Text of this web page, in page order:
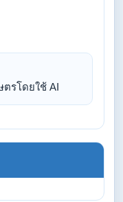
ตรโดยใช้ AI